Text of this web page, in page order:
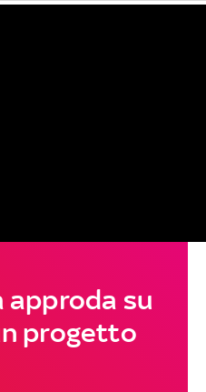
approda su
progetto